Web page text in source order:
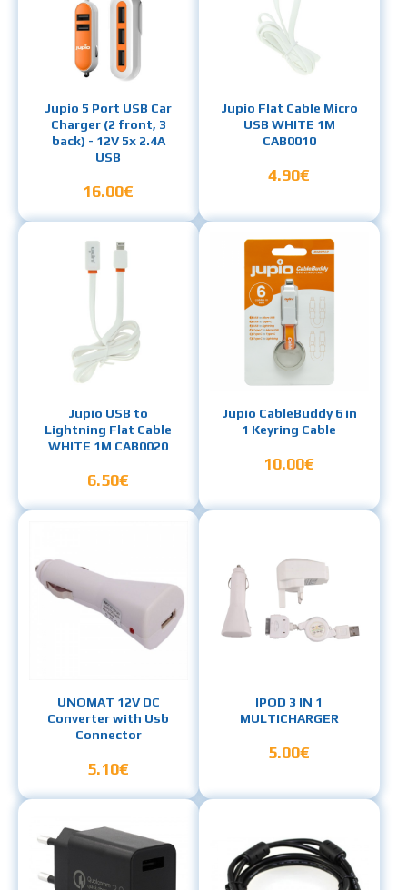
Jupio 5 Port USB Car
Charger (2 front, 3
back) - 12V 5x 2.4A
USB
16.00€
Jupio Flat Cable Micro
USB WHITE 1M
CAB0010
4.90€
Jupio USB to
Lightning Flat Cable
WHITE 1M CAB0020
6.50€
Jupio CableBuddy 6 in
1 Keyring Cable
10.00€
UNOMAT 12V DC
Converter with Usb
Connector
5.10€
IPOD 3 IN 1
MULTICHARGER
5.00€